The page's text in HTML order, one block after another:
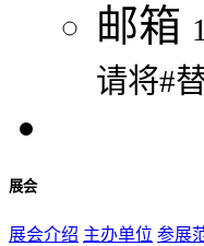
邮箱
请将#
展会
展会介绍 主办单位 参展